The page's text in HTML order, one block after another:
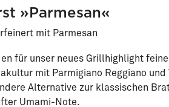
»Parmesan«
mit Parmesan
für unser neues Grillhighlight
mit Parmigiano Reggiano
Alternative zur klassischen
Umami-Note.